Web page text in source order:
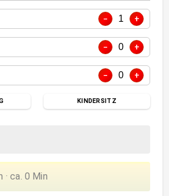
− 1 +
− 0 +
− 0 +
KINDERSITZ
·ca. 0 Min